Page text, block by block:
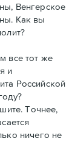
Венгерское
Как вы
все тот же
и
Российской
Точнее,
ничего не